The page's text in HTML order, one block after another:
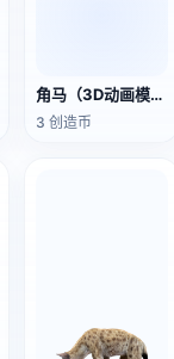
角马（3D动画模型）
3 创造币